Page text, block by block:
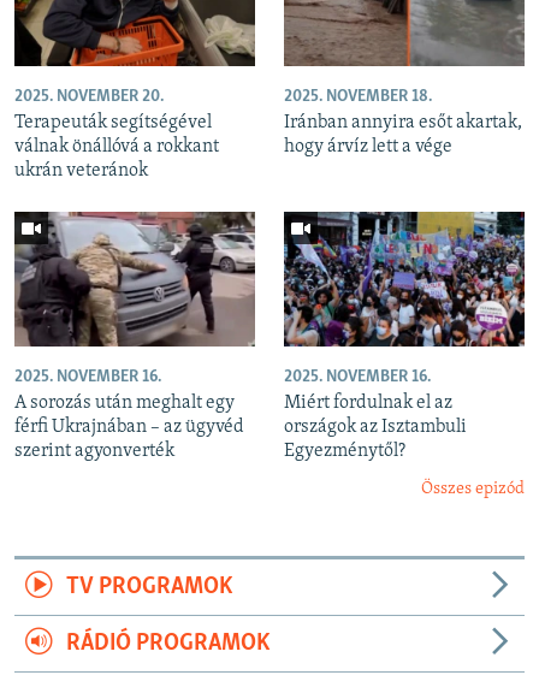
2025. NOVEMBER 20.
Terapeuták segítségével
válnak önállóvá a rokkant
ukrán veteránok
2025. NOVEMBER 18.
Iránban annyira esőt akartak,
hogy árvíz lett a vége
2025. NOVEMBER 16.
A sorozás után meghalt egy
férfi Ukrajnában – az ügyvéd
szerint agyonverték
2025. NOVEMBER 16.
Miért fordulnak el az
országok az Isztambuli
Egyezménytől?
Összes epizód
TV PROGRAMOK
RÁDIÓ PROGRAMOK